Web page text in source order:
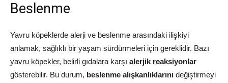
Beslenme
Yavru köpeklerde alerji ve beslenme arasındaki ilişkiyi
anlamak, sağlıklı bir yaşam sürdürmeleri için gereklidir. Bazı
yavru köpekler, belirli gıdalara karşı alerjik reaksiyonlar
gösterebilir. Bu durum, beslenme alışkanlıklarını değiştirmeyi